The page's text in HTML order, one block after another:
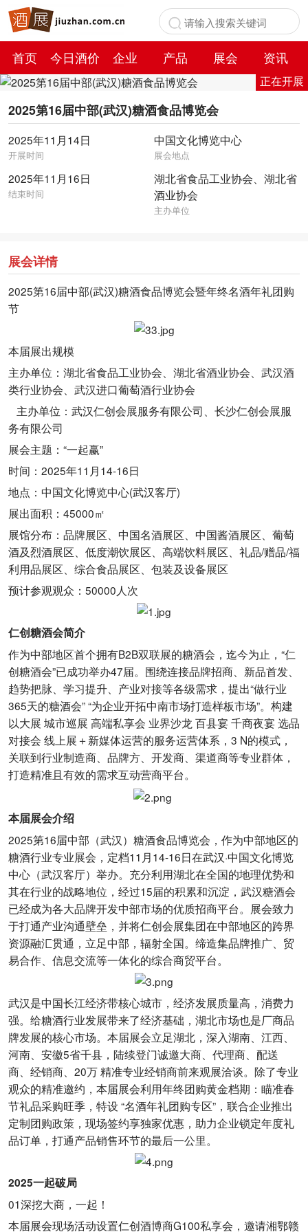
首页 今日酒价 企业 产品 展会
资讯
百科
正在开展
2025第16届中部(武汉)糖酒食品博览会
2025年11月14日
开展时间
中国文化博览中心
展会地点
2025年11月16日
结束时间
湖北省食品工业协会、湖北省
酒业协会
主办单位
展会详情
2025第16届中部(武汉)糖酒食品博览会暨年终名酒年礼团购
节
本届展出规模
主办单位：湖北省食品工业协会、湖北省酒业协会、武汉酒
类行业协会、武汉进口葡萄酒行业协会
主办单位：武汉仁创会展服务有限公司、长沙仁创会展服
务有限公司
展会主题：“一起赢”
时间：2025年11月14-16日
地点：中国文化博览中心(武汉客厅)
展出面积：45000㎡
展馆分布：品牌展区、中国名酒展区、中国酱酒展区、葡萄
酒及烈酒展区、低度潮饮展区、高端饮料展区、礼品/赠品/福
利用品展区、综合食品展区、包装及设备展区
预计参观观众：50000人次
仁创糖酒会简介
作为中部地区首个拥有B2B双联展的糖酒会，迄今为止，“仁
创糖酒会”已成功举办47届。围绕连接品牌招商、新品首发、
趋势把脉、学习提升、产业对接等各级需求，提出“做行业
365天的糖酒会” “为企业开拓中南市场打造样板市场”。构建
以大展 城市巡展 高端私享会 业界沙龙 百县宴 千商夜宴 选品
对接会 线上展＋新媒体运营的服务运营体系，3 N的模式，
关联到行业制造商、品牌方、开发商、渠道商等专业群体，
打造精准且有效的需求互动营商平台。
本届展会介绍
2025第16届中部（武汉）糖酒食品博览会，作为中部地区的
糖酒行业专业展会，定档11月14-16日在武汉·中国文化博览
中心（武汉客厅）举办。充分利用湖北在全国的地理优势和
其在行业的战略地位，经过15届的积累和沉淀，武汉糖酒会
已经成为各大品牌开发中部市场的优质招商平台。展会致力
于打通产业沟通壁垒，并将仁创会展集团在中部地区的跨界
资源融汇贯通，立足中部，辐射全国。缔造集品牌推广、贸
易合作、信息交流等一体化的综合商贸平台。
武汉是中国长江经济带核心城市，经济发展质量高，消费力
强。给糖酒行业发展带来了经济基础，湖北市场也是厂商品
牌发展的核心市场。本届展会立足湖北，深入湖南、江西、
河南、安徽5省千县，陆续登门诚邀大商、代理商、配送
商、经销商、20万 精准专业经销商前来观展洽谈。除了专业
观众的精准邀约，本届展会利用年终团购黄金档期：瞄准春
节礼品采购旺季，特设 “名酒年礼团购专区”，联合企业推出
定制团购政策，现场签约享独家优惠，助力企业锁定年度礼
品订单，打通产品销售环节的最后一公里。
2025一起破局
01深挖大商，一起！
本届展会现场活动设置仁创酒博商G100私享会，邀请湘鄂赣